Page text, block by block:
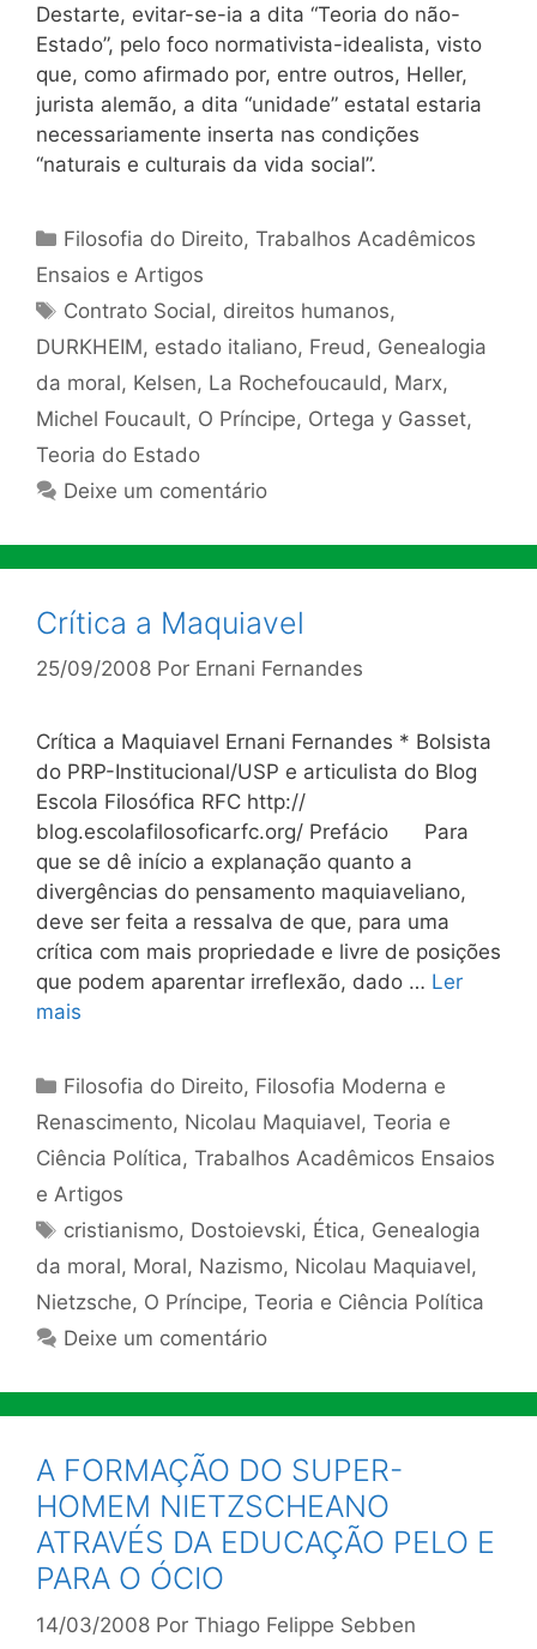
Destarte, evitar-se-ia a dita “Teoria do não-
Estado”, pelo foco normativista-idealista, visto
que, como afirmado por, entre outros, Heller,
jurista alemão, a dita “unidade” estatal estaria
necessariamente inserta nas condições
“naturais e culturais da vida social”.
Categorias
Filosofia do Direito,Trabalhos Acadêmicos
Ensaios e Artigos
Tags
Contrato Social, direitos humanos,
DURKHEIM, estado italiano, Freud , Genealogia
da moral, Kelsen, La Rochefoucauld , Marx,
Michel Foucault, O Príncipe, Ortega y Gasset,
Teoria do Estado
Deixe um comentário
Crítica a Maquiavel
25/09/2008 Por Ernani Fernandes
Crítica a Maquiavel Ernani Fernandes * Bolsista
do PRP-Institucional/USP e articulista do Blog
Escola Filosófica RFC http://
blog.escolafilosoficarfc.org/ Prefácio Para
que se dê início a explanação quanto a
divergências do pensamento maquiaveliano,
deve ser feita a ressalva de que, para uma
crítica com mais propriedade e livre de posições
que podem aparentar irreflexão, dado … Ler
mais
Categorias
Filosofia do Direito, Filosofia Moderna e
Renascimento, Nicolau Maquiavel, Teoria e
Ciência Política, Trabalhos Acadêmicos Ensaios
e Artigos
Tags
cristianismo, Dostoievski, Ética, Genealogia
da moral, Moral, Nazismo, Nicolau Maquiavel,
Nietzsche, O Príncipe, Teoria e Ciência Política
Deixe um comentário
A FORMAÇÃO DO SUPER-
HOMEM NIETZSCHEANO
ATRAVÉS DA EDUCAÇÃO PELO E
PARA O ÓCIO
14/03/2008 Por Thiago Felippe Sebben